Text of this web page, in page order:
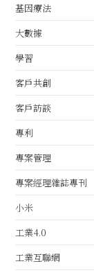
基因療法
大數據
學習
客戶共創
客戶訪談
專利
專案管理
專案經理雜誌專刊
小米
工業4.0
工業互聯網